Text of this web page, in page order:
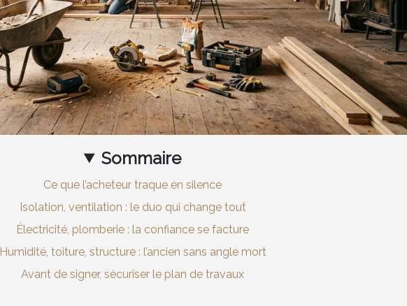
Sommaire
Ce que l’acheteur traque en silence
Isolation, ventilation : le duo qui change tout
Électricité, plomberie : la confiance se facture
Humidité, toiture, structure : l’ancien sans angle mort
Avant de signer, sécuriser le plan de travaux